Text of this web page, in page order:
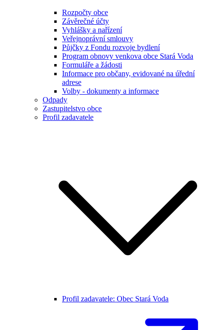
Rozpočty obce
Závěrečné účty
Vyhlášky a nařízení
Veřejnoprávní smlouvy
Půjčky z Fondu rozvoje bydlení
Program obnovy venkova obce Stará Voda
Formuláře a žádosti
Informace pro občany, evidované na úřední
adrese
Volby - dokumenty a informace
Odpady
Zastupitelstvo obce
Profil zadavatele
Profil zadavatele: Obec Stará Voda